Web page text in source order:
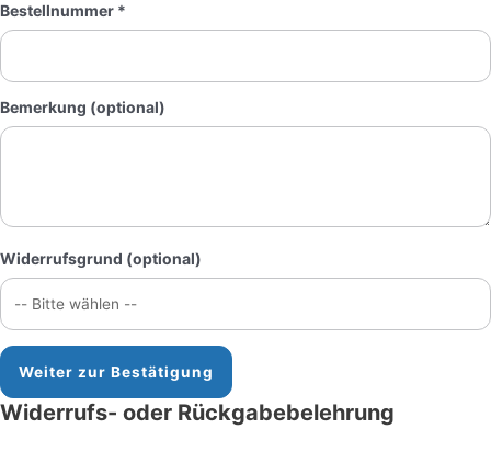
Bestellnummer *
Bemerkung (optional)
Widerrufsgrund (optional)
Weiter zur Bestätigung
Widerrufs- oder Rückgabebelehrung